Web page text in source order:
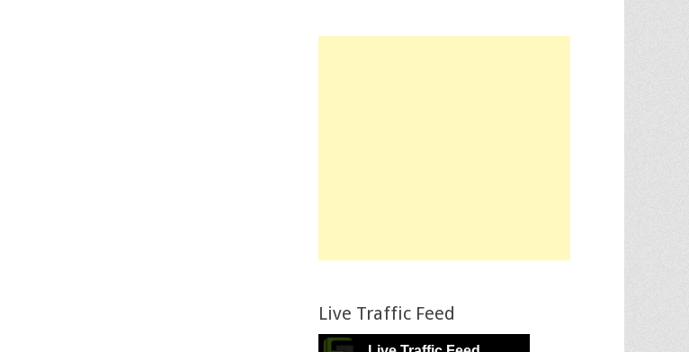
Live Traffic Feed